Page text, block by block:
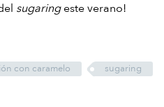
sugaringeste verano!
con caramelo sugaring